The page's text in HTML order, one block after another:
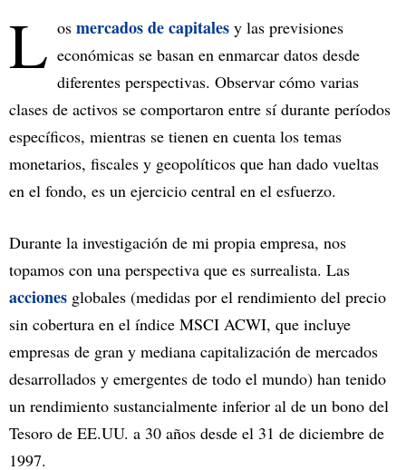
L os mercados de capitales y las previsiones
económicas se basan en enmarcar datos desde
diferentes perspectivas. Observar cómo varias
clases de activos se comportaron entre sí durante períodos
específicos, mientras se tienen en cuenta los temas
monetarios, fiscales y geopolíticos que han dado vueltas
en el fondo, es un ejercicio central en el esfuerzo.
Durante la investigación de mi propia empresa, nos
topamos con una perspectiva que es surrealista. Las
acciones globales (medidas por el rendimiento del precio
sin cobertura en el índice MSCI ACWI, que incluye
empresas de gran y mediana capitalización de mercados
desarrollados y emergentes de todo el mundo) han tenido
un rendimiento sustancialmente inferior al de un bono del
Tesoro de EE.UU. a 30 años desde el 31 de diciembre de
1997.